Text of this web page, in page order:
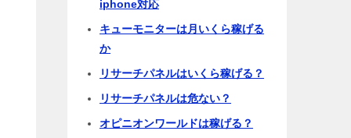
iphone対応
キューモニターは月いくら稼げる
か
リサーチパネルはいくら稼げる？
リサーチパネルは危ない？
オピニオンワールドは稼げる？